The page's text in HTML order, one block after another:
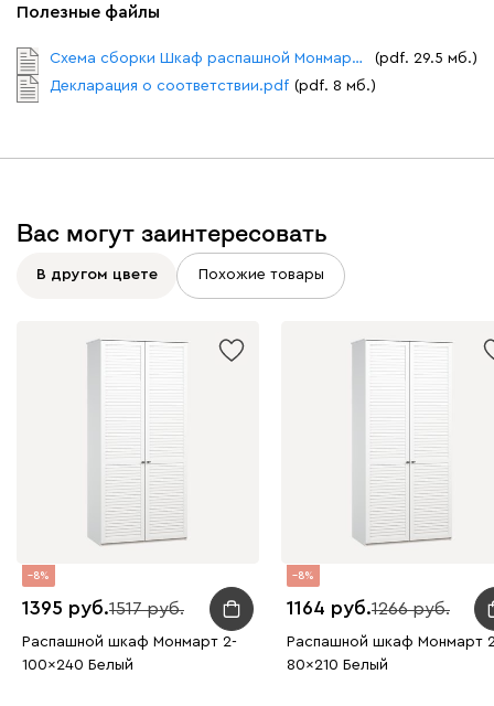
Полезные файлы
Схема сборки Шкаф распашной Монмарт типовая.pdf
(pdf. 29.5 мб.)
Декларация о соответствии.pdf (pdf. 8 мб.)
Вас могут заинтересовать
В другом цвете Похожие товары
8
1395 1517
Распашной шкаф Монмарт 2-
100x240 Белый
8
1164 1266
Распашной шкаф Монмарт
80x210 Белый